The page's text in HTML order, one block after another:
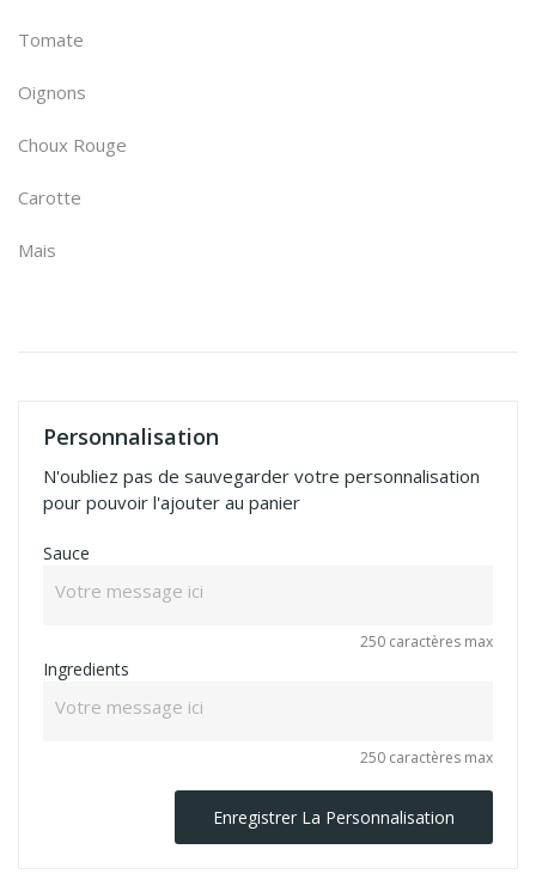
Tomate
Oignons
Choux Rouge
Carotte
Mais
Personnalisation
N'oubliez pas de sauvegarder votre personnalisation
pour pouvoir l'ajouter au panier
Sauce
250 caractères max
Ingredients
250 caractères max
Enregistrer La Personnalisation